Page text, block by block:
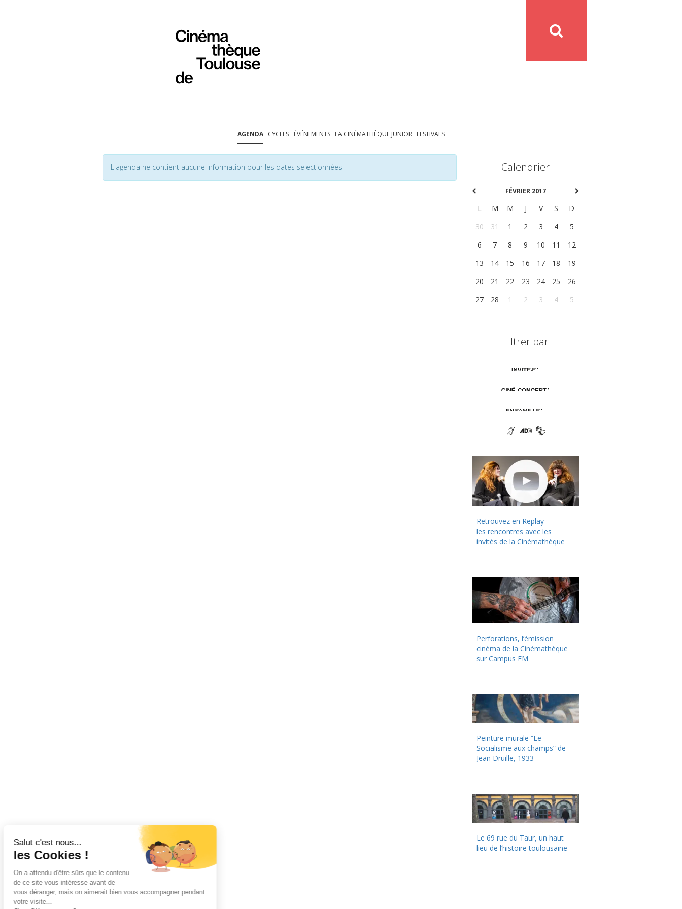
AGENDA CYCLES ÉVÉNEMENTS LA CINÉMATHÈQUE JUNIOR FESTIVALS
L'agenda ne contient aucune information pour les dates selectionnées Calendrier
FÉVRIER 2017
L M M J V S
D
30
31 1 2 3 4
5
6
7 8 9 10 11
12
13
14 15 16 17 18
19
20
21 22 23 24 25
26
27
28 1 2 3 4 5
Filtrer par
Retrouvez en Replay
les rencontres avec les
invités de la Cinémathèque
Perforations, l’émission
cinéma de la Cinémathèque
sur Campus FM
Peinture murale “Le
Socialisme aux champs” de
Jean Druille, 1933
Le 69 rue du Taur, un haut
lieu de l’histoire toulousaine